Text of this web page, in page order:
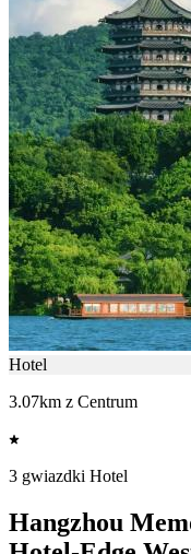
Hotel
3.07km z Centrum
3 gwiazdki Hotel
Hangzhou